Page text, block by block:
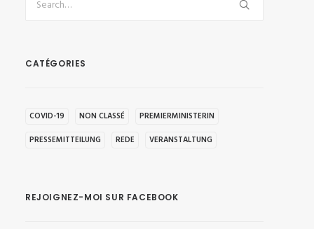
CATÉGORIES
COVID-19 NON CLASSÉ
PREMIERMINISTERIN
PRESSEMITTEILUNG
REDE VERANSTALTUNG
REJOIGNEZ-MOI SUR FACEBOOK